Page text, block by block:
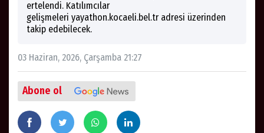
ertelendi. Katılımcılar
gelişmeleri yayathon.kocaeli.bel.tr adresi üzerinden
takip edebilecek.
03 Haziran, 2026, Çarşamba 21:27
Abone ol